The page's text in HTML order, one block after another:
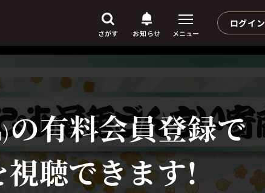
さがす お知らせ メニュー
ログイン
)の有料会員登録で
聴できます!